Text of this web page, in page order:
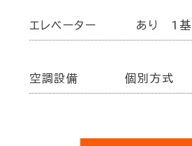
エレベーター あり 1基
空調設備 個別方式